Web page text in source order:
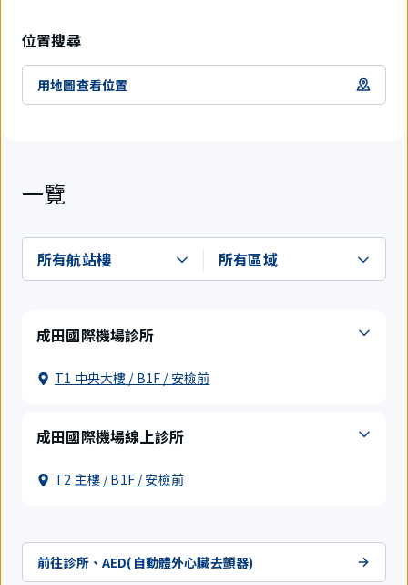
位置搜尋
用地圖查看位置
一覽
成田國際機場診所
T1 中央大樓 / B1F / 安檢前
成田國際機場線上診所
T2 主樓 / B1F / 安檢前
前往診所、AED(自動體外心臟去顫器)